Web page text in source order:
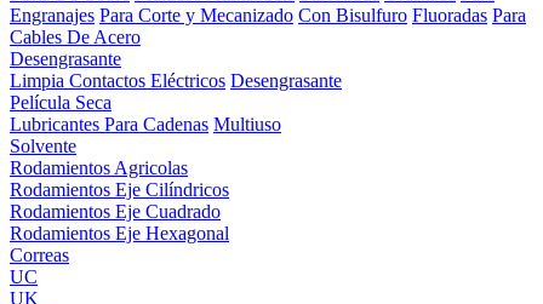
Engranajes Para Corte y Mecanizado Con Bisulfuro Fluoradas Para
Cables De Acero
Desengrasante
Limpia Contactos Eléctricos Desengrasante
Película Seca
Lubricantes Para Cadenas Multiuso
Solvente
Rodamientos Agricolas
Rodamientos Eje Cilíndricos
Rodamientos Eje Cuadrado
Rodamientos Eje Hexagonal
Correas
UC
UK